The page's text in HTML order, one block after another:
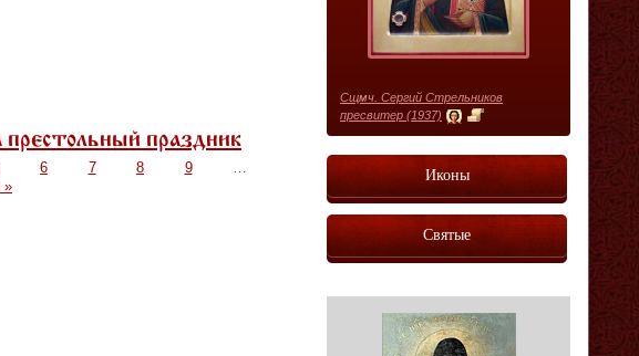
праздник
6 7 8 9
»
Сщмч. Сергий Стрельников
пресвитер (1937)
Иконы
Святые